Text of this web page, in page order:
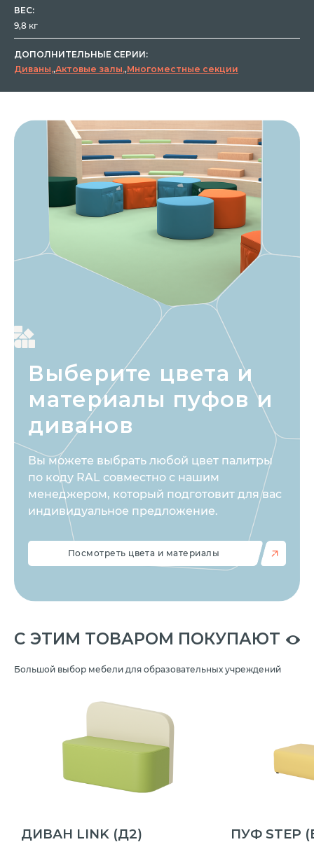
ВЕС:
9,8 кг
ДОПОЛНИТЕЛЬНЫЕ СЕРИИ:
Диваны ,Актовые залы ,Многоместные секции
Выберите цвета и
материалы пуфов и
диванов
Вы можете выбрать любой цвет палитры
по коду RAL совместно с нашим
менеджером, который подготовит для вас
индивидуальное предложение.
Посмотреть цвета и материалы
C ЭТИМ ТОВАРОМ ПОКУПАЮТ
Большой выбор мебели для образовательных учреждений
ДИВАН LINK (Д2) ПУФ STEP